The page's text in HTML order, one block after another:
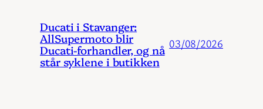
Ducati i Stavanger:
AllSupermoto blir
Ducati-forhandler, og nå
står syklene i butikken
03/08/2026